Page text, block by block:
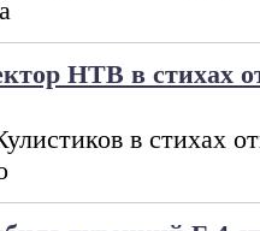
НТВ в стихах
в стихах